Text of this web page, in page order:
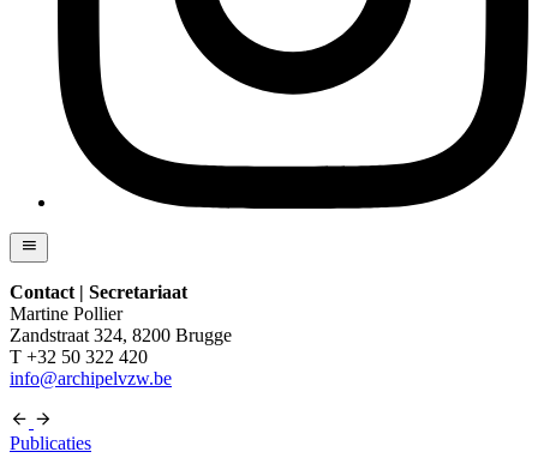
Contact | Secretariaat
Martine Pollier
Zandstraat 324, 8200 Brugge
T +32 50 322 420
info@archipelvzw.be
Publicaties